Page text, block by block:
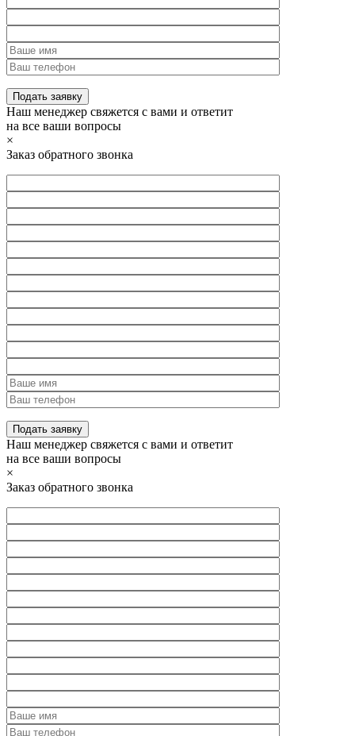
Наш менеджер свяжется с вами и ответит
на все ваши вопросы
×
Заказ обратного звонка
Наш менеджер свяжется с вами и ответит
на все ваши вопросы
×
Заказ обратного звонка